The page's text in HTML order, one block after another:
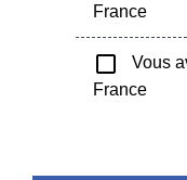
France
check_box_outline_blank
Vous
France